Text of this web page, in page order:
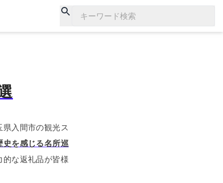
キーワード検索
入間市の観光ス
史を感じる名所巡
な返礼品が皆様